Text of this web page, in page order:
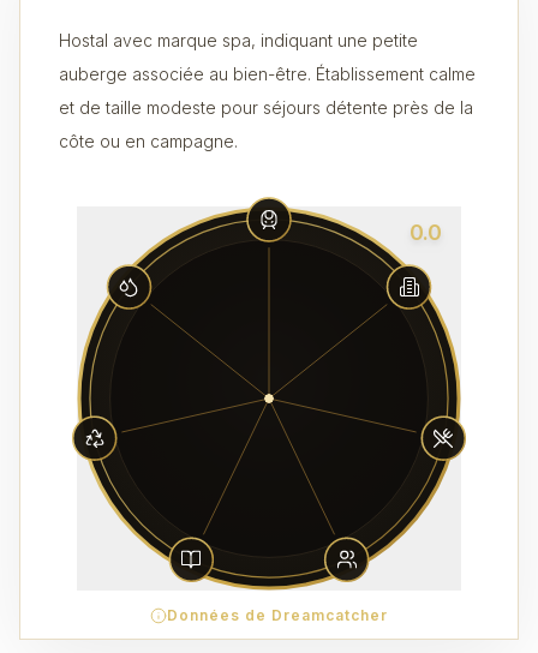
Hostal avec marque spa, indiquant une petite
auberge associée au bien-être. Établissement calme
et de taille modeste pour séjours détente près de la
côte ou en campagne.
0.0
Données de Dreamcatcher